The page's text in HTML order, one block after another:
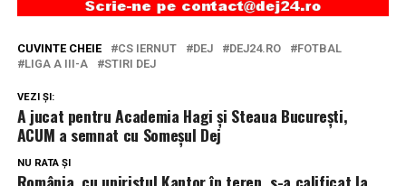
CUVINTE CHEIE CS IERNUT DEJ DEJ24.RO
FOTBAL
LIGA A III-A
STIRI DEJ
VEZI ȘI:
A jucat pentru Academia Hagi și Steaua București,
ACUM a semnat cu Someșul Dej
NU RATA ȘI